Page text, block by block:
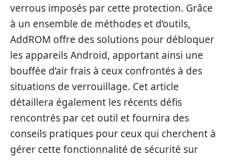
verrous imposés par cette protection. Grâce
à un ensemble de méthodes et d’outils,
AddROM offre des solutions pour débloquer
les appareils Android, apportant ainsi une
bouffée d’air frais à ceux confrontés à des
situations de verrouillage. Cet article
détaillera également les récents défis
rencontrés par cet outil et fournira des
conseils pratiques pour ceux qui cherchent à
gérer cette fonctionnalité de sécurité sur